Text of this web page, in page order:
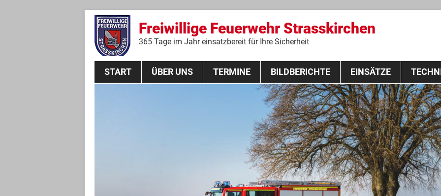
Freiwillige Feuerwehr Strasskirchen
365 Tage im Jahr einsatzbereit für Ihre Sicherheit
Zum
springen
START ÜBER UNS TERMINE
THL Lehrgang 2020
BILDBERICHTE EINSÄTZE
Fahrzeuge
Ausrüstung